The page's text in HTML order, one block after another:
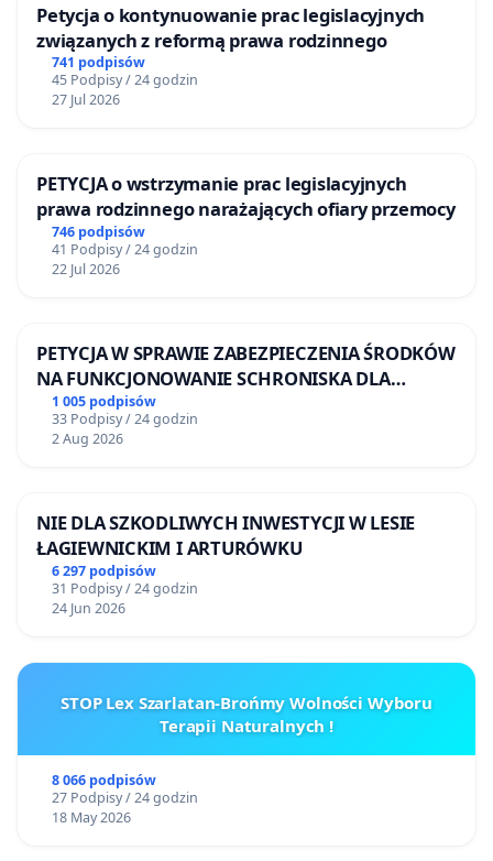
Petycja o kontynuowanie prac legislacyjnych
związanych z reformą prawa rodzinnego
741 podpisów
45 Podpisy / 24 godzin
27 Jul 2026
PETYCJA o wstrzymanie prac legislacyjnych
prawa rodzinnego narażających ofiary przemocy
746 podpisów
41 Podpisy / 24 godzin
22 Jul 2026
PETYCJA W SPRAWIE ZABEZPIECZENIA ŚRODKÓW
NA FUNKCJONOWANIE SCHRONISKA DLA
BEZDOMNYCH ZWIERZĄT W SKARYSZEWIE
1 005 podpisów
33 Podpisy / 24 godzin
2 Aug 2026
NIE DLA SZKODLIWYCH INWESTYCJI W LESIE
ŁAGIEWNICKIM I ARTURÓWKU
6 297 podpisów
31 Podpisy / 24 godzin
24 Jun 2026
STOP Lex Szarlatan-Brońmy Wolności Wyboru
Terapii Naturalnych !
8 066 podpisów
27 Podpisy / 24 godzin
18 May 2026